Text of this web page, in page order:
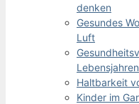
denken
Gesundes
Luft
Lebensjahren
Haltbarkeit
Kinder im